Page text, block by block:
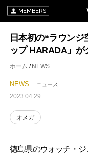
MEMBERS
日本初の“ラウンジ
ップ HARADA」が
ホーム NEWS
NEWS ニュース
2023.04.29
オメガ
徳島県のウォッチ・